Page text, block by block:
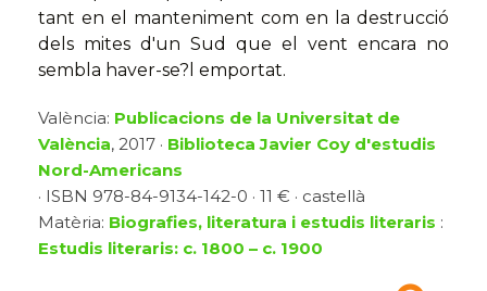
tant en el manteniment com en la destrucció
dels mites d'un Sud que el vent encara no
sembla haver-se?l emportat.
València: Publicacions de la Universitat de
València, 2017 · Biblioteca Javier Coy d'estudis
Nord-Americans
· ISBN 978-84-9134-142-0 · 11 € · castellà
Matèria: Biografies, literatura i estudis literaris :
Estudis literaris: c. 1800 – c. 1900